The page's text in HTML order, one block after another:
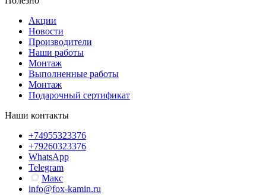
Акции
Новости
Производители
Наши работы
Монтаж
Выполненные работы
Монтаж
Подарочный сертификат
Наши контакты
+74955323376
+79260323376
WhatsApp
Telegram
Макс
info@fox-kamin.ru